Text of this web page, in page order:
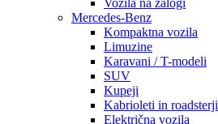
Vozila na zalogi
Mercedes-Benz
Kompaktna vozila
Limuzine
Karavani / T-modeli
SUV
Kupeji
Kabrioleti in roadsterji
Električna vozila